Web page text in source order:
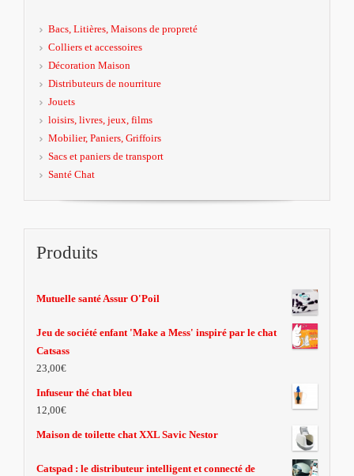
Bacs, Litières, Maisons de propreté
Colliers et accessoires
Décoration Maison
Distributeurs de nourriture
Jouets
loisirs, livres, jeux, films
Mobilier, Paniers, Griffoirs
Sacs et paniers de transport
Santé Chat
Produits
Mutuelle santé Assur O'Poil
Jeu de société enfant 'Make a Mess' inspiré par le chat
Catsass
23,00€
Infuseur thé chat bleu
12,00€
Maison de toilette chat XXL Savic Nestor
Catspad : le distributeur intelligent et connecté de